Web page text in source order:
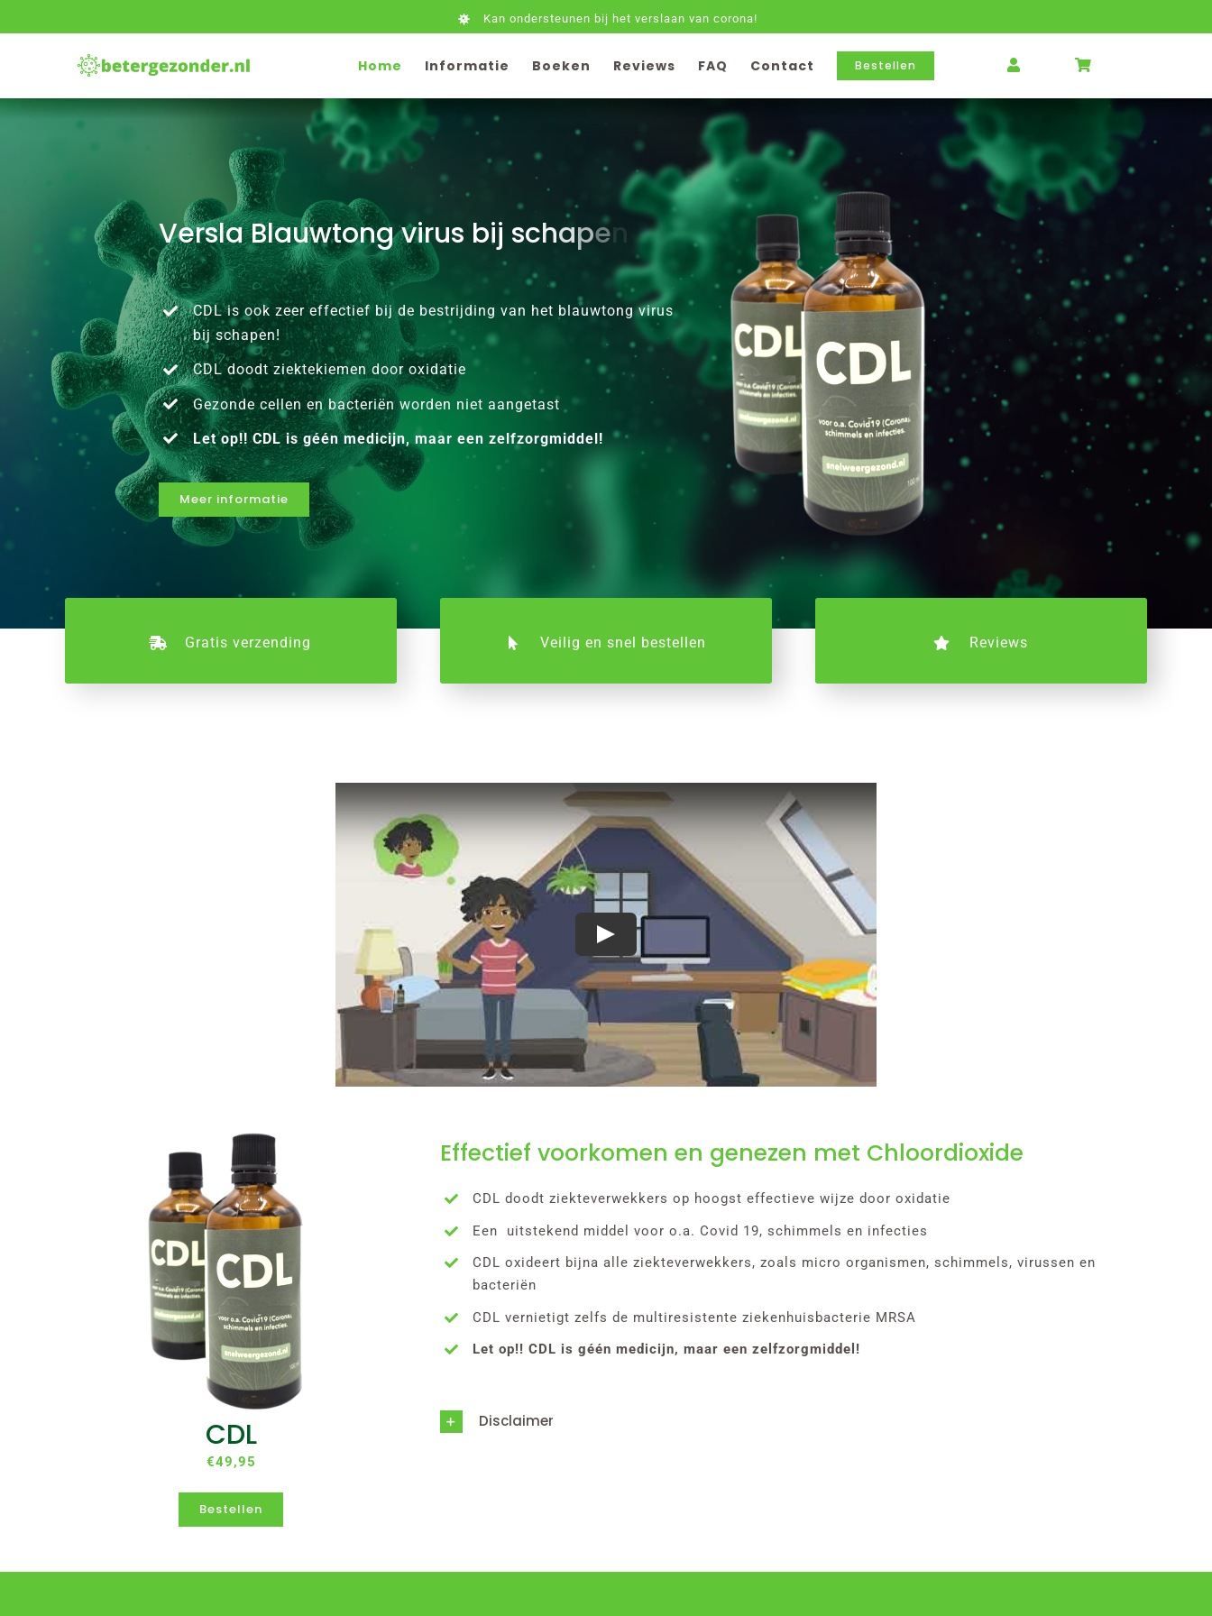
naar
Kan ondersteunen bij het verslaan van corona!
Home Informatie Boeken Reviews FAQ Contact Bestellen
Versla
CDL is ook zeer effectief bij de bestrijding van het blauwtong virus
bij schapen!
CDL doodt ziektekiemen door oxidatie
Gezonde cellen en bacteriën worden niet aangetast
Let op!! CDL is géén medicijn, maar een zelfzorgmiddel!
Meer informatie
Gratis verzending Veilig en snel bestellen Reviews
Play
CDL
€49,95
Bestellen
Effectief voorkomen en genezen met Chloordioxide
CDL doodt ziekteverwekkers op hoogst effectieve wijze door oxidatie
Een uitstekend middel voor o.a. Covid 19, schimmels en infecties
CDL oxideert bijna alle ziekteverwekkers, zoals micro organismen, schimmels, virussen en
bacteriën
CDL vernietigt zelfs de multiresistente ziekenhuisbacterie MRSA
Let op!! CDL is géén medicijn, maar een zelfzorgmiddel!
Disclaimer